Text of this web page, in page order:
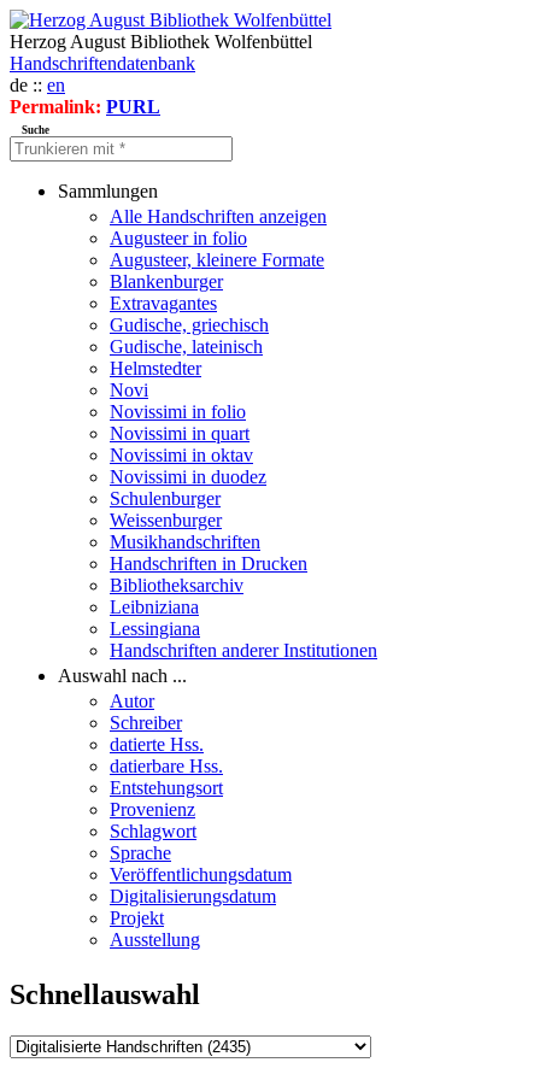
Herzog August Bibliothek Wolfenbüttel
Handschriftendatenbank
de :: en
Permalink: PURL
Suche
Sammlungen
Alle Handschriften anzeigen
Augusteer in folio
Augusteer, kleinere Formate
Blankenburger
Extravagantes
Gudische, griechisch
Gudische, lateinisch
Helmstedter
Novi
Novissimi in folio
Novissimi in quart
Novissimi in oktav
Novissimi in duodez
Schulenburger
Weissenburger
Musikhandschriften
Handschriften in Drucken
Bibliotheksarchiv
Leibniziana
Lessingiana
Handschriften anderer Institutionen
Auswahl nach ...
Autor
Schreiber
datierte Hss.
datierbare Hss.
Entstehungsort
Provenienz
Schlagwort
Sprache
Veröffentlichungsdatum
Digitalisierungsdatum
Projekt
Ausstellung
Schnellauswahl